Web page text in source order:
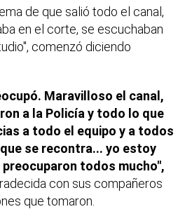
de que salió todo el canal,
en el corte, se escuchaban
comenzó diciendo
Maravilloso el canal,
a la Policía y todo lo que
a todo el equipo y a todos
se recontra... yo estoy
preocuparon todos mucho",
con sus compañeros
que tomaron.